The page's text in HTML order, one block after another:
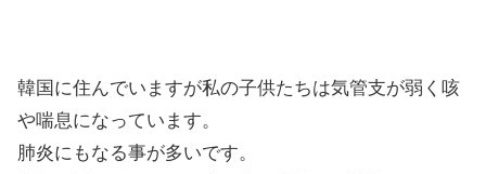
韓国に住んでいますが私の子供たちは気管支が弱く咳
や喘息になっています。
肺炎にもなる事が多いです。